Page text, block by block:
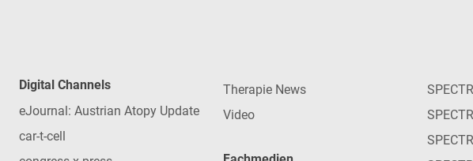
Digital Channels
eJournal: Austrian Atopy Update
car-t-cell
Therapie News
Video